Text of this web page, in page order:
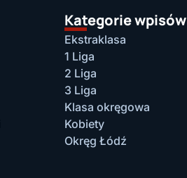
Kategorie wpisów
Ekstraklasa
1 Liga
2 Liga
3 Liga
Klasa okręgowa
Kobiety
Okręg Łódź